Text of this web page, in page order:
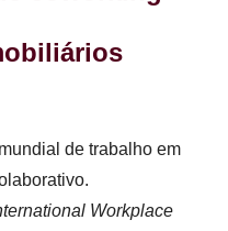
de trabalho em
Workplace